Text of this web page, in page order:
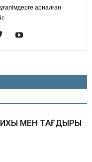
арналған
МЕН ТАҒДЫРЫ